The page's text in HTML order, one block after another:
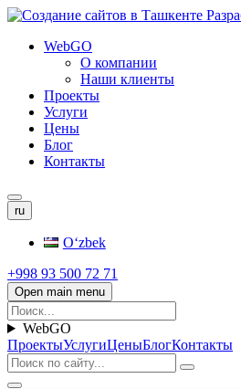
WebGO
О компании
Наши клиенты
Проекты
Услуги
Цены
Блог
Контакты
ru
Oʻzbek
+998 93 500 72 71
Open main menu
WebGO
ПроектыУслугиЦеныБлогКонтакты